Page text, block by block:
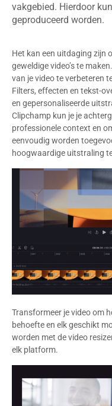
vakgebied. Hierdoor
geproduceerd worden.
Het kan een uitdaging zijn
geweldige video’s te
van je video te verbeteren
Filters, effecten en tekst-
en gepersonaliseerde
Clipchamp kun je je
professionele context en
eenvoudig worden
hoogwaardige uitstraling
Transformeer je video om
behoefte en elk geschikt
worden met de video
elk platform.